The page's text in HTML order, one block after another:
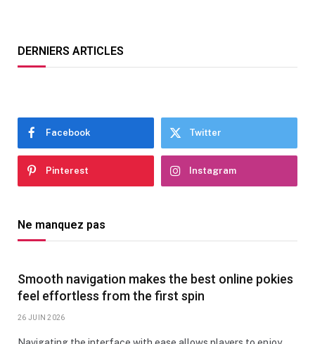
DERNIERS ARTICLES
Facebook Twitter
Pinterest Instagram
Ne manquez pas
Smooth navigation makes the best online pokies
feel effortless from the first spin
26 JUIN 2026